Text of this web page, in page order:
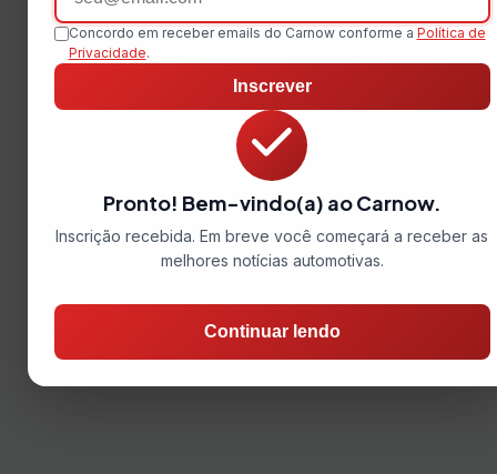
Concordo em receber emails do Carnow conforme a Política de
Privacidade.
Inscrever
Pronto! Bem-vindo(a) ao Carnow.
Inscrição recebida. Em breve você começará a receber as
melhores notícias automotivas.
Continuar lendo